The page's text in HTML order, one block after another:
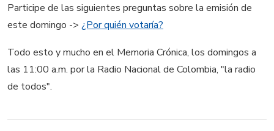
Participe de las siguientes preguntas sobre la emisión de
este domingo -> ¿Por quién votaría?
Todo esto y mucho en el Memoria Crónica, los domingos a
las 11:00 a.m. por la Radio Nacional de Colombia, "la radio
de todos".